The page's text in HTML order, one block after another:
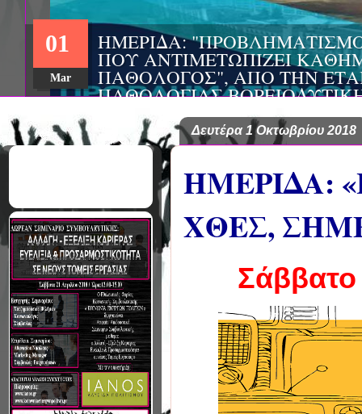
ΗΜΕΡΙΔΑ:
ΠΟΥ ΑΝΤΙΜΕΤΩΠΙΖΕΙ
ΠΑΘΟΛΟΓΟΣ", ΑΠΟ ΤΗΝ
ΠΑΘΟΛΟΓΙΑΣ
ΤΙΣ Α' & Β'
ΚΛΙΝΙΚΕΣ ΠΓΝΙ
01
Mar
Δευτέρα 1 Οκτωβρίου 2018
ΗΜΕΡΙΔΑ:
ΧΘΕΣ,